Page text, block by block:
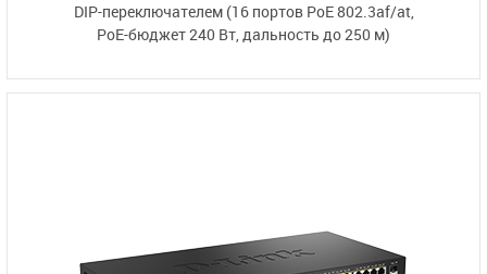
DIP-переключателем (16 портов PoE 802.3af/at,
PoE-бюджет 240 Вт,дальность до 250 м)